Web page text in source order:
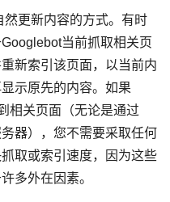
更新内容的方式。有时
当前抓取相关页
新索引该页面，以当前内
示原先的内容。如果
相关页面（无论是通过
器），您不需要采取任何
取或索引速度，因为这些
多外在因素。